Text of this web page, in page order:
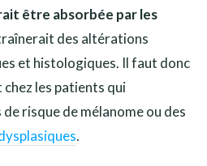
être absorbée par les
des altérations
et histologiques. Il faut donc
les patients qui
risque de mélanome ou des
.